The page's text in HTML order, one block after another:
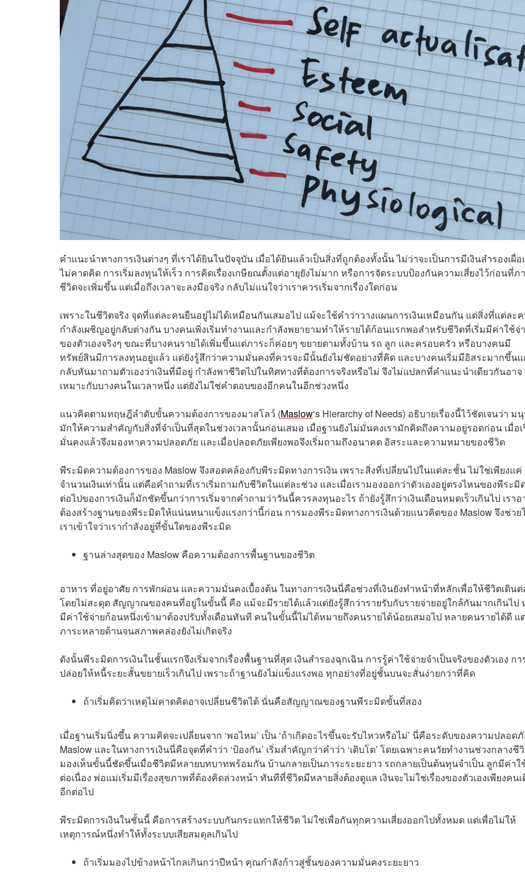
คำแนะนำทางการเงินต่างๆ ที่เราได้ยินในปัจจุบัน เมื่อได้ยินแล้วเป็นสิ่งที่ถูกต้องทั้งนั้น ไม่ว่าจะเป็นการมีเงินสำรองเผื่อ
ไม่คาดคิด การเริ่มลงทุนให้เร็ว การคิดเรื่องเกษียณตั้งแต่อายุยังไม่มาก หรือการจัดระบบป้องกันความเสี่ยงไว้ก่อนที่ภ
ชีวิตจะเพิ่มขึ้น แต่เมื่อถึงเวลาจะลงมือจริง กลับไม่แน่ใจว่าเราควรเริ่มจากเรื่องใดก่อน
เพราะในชีวิตจริง จุดที่แต่ละคนยืนอยู่ไม่ได้เหมือนกันเสมอไป แม้จะใช้คำว่าวางแผนการเงินเหมือนกัน แต่สิ่งที่แต่ละ
กำลังเผชิญอยู่กลับต่างกัน บางคนเพิ่งเริ่มทำงานและกำลังพยายามทำให้รายได้ก้อนแรกพอสำหรับชีวิตที่เริ่มมีค่าใช้จ่
ของตัวเองจริงๆ ขณะที่บางคนรายได้เพิ่มขึ้นแต่ภาระก็ค่อยๆ ขยายตามทั้งบ้าน รถ ลูก และครอบครัว หรือบางคนมี
ทรัพย์สินมีการลงทุนอยู่แล้ว แต่ยังรู้สึกว่าความมั่นคงที่ควรจะมีนั้นยังไม่ชัดอย่างที่คิด และบางคนเริ่มมีอิสระมากขึ้น
กลับหันมาถามตัวเองว่าเงินที่มีอยู่ กำลังพาชีวิตไปในทิศทางที่ต้องการจริงหรือไม่ จึงไม่แปลกที่คำแนะนำเดียวกันอาจ
เหมาะกับบางคนในเวลาหนึ่ง แต่ยังไม่ใช่คำตอบของอีกคนในอีกช่วงหนึ่ง
แนวคิดตามทฤษฎีลำดับขั้นความต้องการของมาสโลว์ (Maslow‘s Hierarchy of Needs) อธิบายเรื่องนี้ไว้ชัดเจนว่า ม
มักให้ความสำคัญกับสิ่งที่จำเป็นที่สุดในช่วงเวลานั้นก่อนเสมอ เมื่อฐานยังไม่มั่นคงเรามักคิดถึงความอยู่รอดก่อน เมื่อเ
มั่นคงแล้วจึงมองหาความปลอดภัย และเมื่อปลอดภัยเพียงพอจึงเริ่มถามถึงอนาคต อิสระและความหมายของชีวิต
พีระมิดความต้องการของ Maslow จึงสอดคล้องกับพีระมิดทางการเงิน เพราะสิ่งที่เปลี่ยนไปในแต่ละชั้น ไม่ใช่เพียงแค่
จำนวนเงินเท่านั้น แต่คือคำถามที่เราเริ่มถามกับชีวิตในแต่ละช่วง และเมื่อเรามองออกว่าตัวเองอยู่ตรงไหนของพีระมิ
ต่อไปของการเงินก็มักชัดขึ้นกว่าการเริ่มจากคำถามว่าวันนี้ควรลงทุนอะไร ถ้ายังรู้สึกว่าเงินเดือนหมดเร็วเกินไป เราอ
ต้องสร้างฐานของพีระมิดให้แน่นหนาแข็งแรงกว่านี้ก่อน การมองพีระมิดทางการเงินด้วยแนวคิดของ Maslow จึงช่วย
เราเข้าใจว่าเรากำลังอยู่ที่ขั้นใดของพีระมิด
ฐานล่างสุดของ Maslow คือความต้องการพื้นฐานของชีวิต
อาหาร ที่อยู่อาศัย การพักผ่อน และความมั่นคงเบื้องต้น ในทางการเงินนี่คือช่วงที่เงินยังทำหน้าที่หลักเพื่อให้ชีวิตเดินต่
โดยไม่สะดุด สัญญาณของคนที่อยู่ในขั้นนี้ คือ แม้จะมีรายได้แล้วแต่ยังรู้สึกว่ารายรับกับรายจ่ายอยู่ใกล้กันมากเกินไป
มีค่าใช้จ่ายก้อนหนึ่งเข้ามาต้องปรับทั้งเดือนทันที คนในขั้นนี้ไม่ได้หมายถึงคนรายได้น้อยเสมอไป หลายคนรายได้ดี แ
ภาระหลายด้านจนสภาพคล่องยังไม่เกิดจริง
ดังนั้นพีระมิดการเงินในชั้นแรกจึงเริ่มจากเรื่องพื้นฐานที่สุด เงินสำรองฉุกเฉิน การรู้ค่าใช้จ่ายจำเป็นจริงของตัวเอง กา
ปล่อยให้หนี้ระยะสั้นขยายเร็วเกินไป เพราะถ้าฐานยังไม่แข็งแรงพอ ทุกอย่างที่อยู่ชั้นบนจะสั่นง่ายกว่าที่คิด
ถ้าเริ่มคิดว่าเหตุไม่คาดคิดอาจเปลี่ยนชีวิตได้ นั่นคือสัญญาณของฐานพีระมิดขั้นที่สอง
เมื่อฐานเริ่มนิ่งขึ้น ความคิดจะเปลี่ยนจาก ‘พอไหม’ เป็น ‘ถ้าเกิดอะไรขึ้นจะรับไหวหรือไม่’ นี่คือระดับของความปลอด
Maslow และในทางการเงินนี่คือจุดที่คำว่า ‘ป้องกัน’ เริ่มสำคัญกว่าคำว่า ‘เติบโต’ โดยเฉพาะคนวัยทำงานช่วงกลางชี
มองเห็นขั้นนี้ชัดขึ้นเมื่อชีวิตมีหลายบทบาทพร้อมกัน บ้านกลายเป็นภาระระยะยาว รถกลายเป็นต้นทุนจำเป็น ลูกมีค่าใ
ต่อเนื่อง พ่อแม่เริ่มมีเรื่องสุขภาพที่ต้องคิดล่วงหน้า ทันทีที่ชีวิตมีหลายสิ่งต้องดูแล เงินจะไม่ใช่เรื่องของตัวเองเพียงคนเ
อีกต่อไป
พีระมิดการเงินในชั้นนี้ คือการสร้างระบบกันกระแทกให้ชีวิต ไม่ใช่เพื่อกันทุกความเสี่ยงออกไปทั้งหมด แต่เพื่อไม่ให้
เหตุการณ์หนึ่งทำให้ทั้งระบบเสียสมดุลเกินไป
ถ้าเริ่มมองไปข้างหน้าไกลเกินกว่าปีหน้า คุณกำลังก้าวสู่ชั้นของความมั่นคงระยะยาว